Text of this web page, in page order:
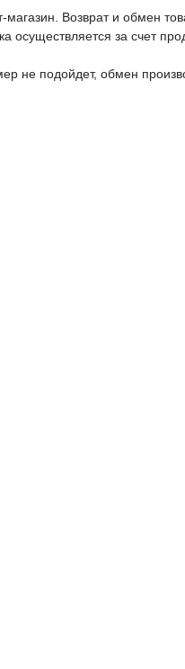
Возврат и обмен
осуществляется за счет
не подойдет, обмен